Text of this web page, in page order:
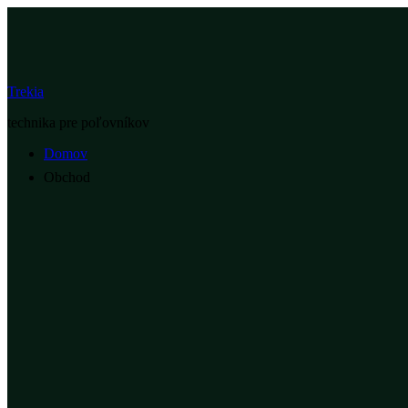
Trekia
technika pre poľovníkov
Domov
Obchod